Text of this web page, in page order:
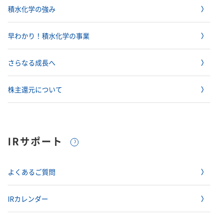
積水化学の強み
早わかり！積水化学の事業
さらなる成長へ
株主還元について
IRサポート
よくあるご質問
IRカレンダー